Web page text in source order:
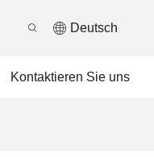
Deutsch
Kontaktieren Sie uns